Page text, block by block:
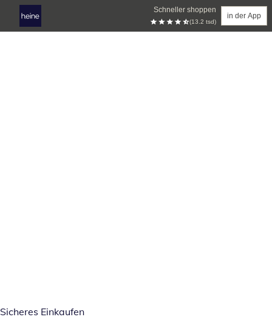
Schneller shoppen
(13.2 tsd)
in der App
Sicheres Einkaufen